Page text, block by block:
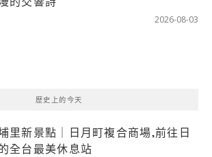
2026-08-03
歷史上的今天
里新景點｜日月町複合商場,前往日
全台最美休息站